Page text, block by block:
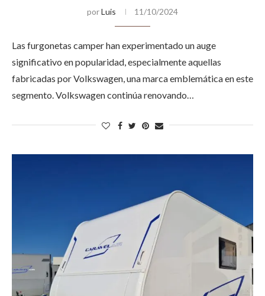
porLuis 11/10/2024
Las furgonetas camper han experimentado un auge
significativo en popularidad, especialmente aquellas
fabricadas por Volkswagen, una marca emblemática en este
segmento. Volkswagen continúa renovando…